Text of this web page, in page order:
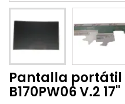
Pantalla portátil
B170PW06 V.2 17"